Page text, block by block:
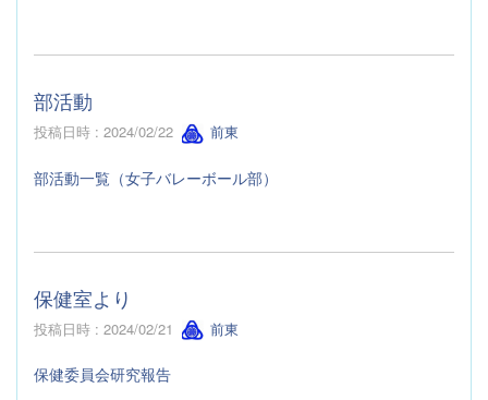
部活動
投稿日時 : 2024/02/22 前東
部活動一覧（女子バレーボール部）
保健室より
投稿日時 : 2024/02/21 前東
保健委員会研究報告